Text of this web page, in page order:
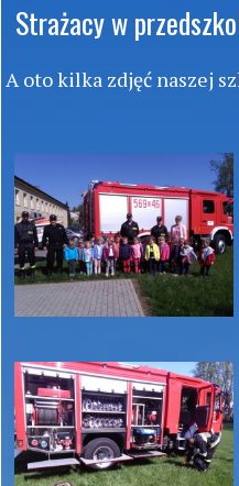
Strażacy w
A oto kilka zdjęć naszej